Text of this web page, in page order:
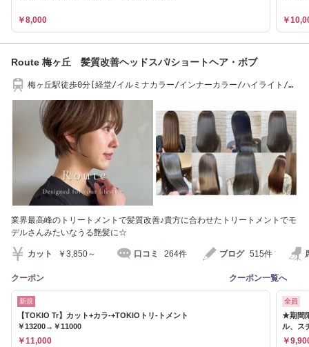
￥8,000 ￥
Route 梅ヶ丘 髪質改善ヘッドスパ/ショートヘア・ボブ
梅ヶ丘駅徒歩0分[経堂/イルミナカラー/インナーカラー/ハイライト/髪
業界最高峰のトリートメントで髪質改善♪貴方に合わせたトリートメントでモ
デルさんみたいなうる艶髪に☆
カット ￥3,850～ 口コミ 264件 ブログ 515件
クーポン クーポン一覧へ
新規
【TOKIO Tr】カット+カラ-+TOKIOトリ-トメント
￥13200→￥11000
￥11,000
全員
★期間
ル、ス
￥